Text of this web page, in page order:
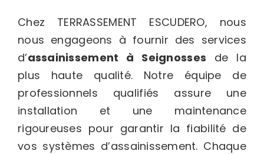
Chez TERRASSEMENT ESCUDERO, nous
nous engageons à fournir des services
d’assainissement à Seignosses de la
plus haute qualité. Notre équipe de
professionnels qualifiés assure une
installation et une maintenance
rigoureuses pour garantir la fiabilité de
vos systèmes d’assainissement. Chaque